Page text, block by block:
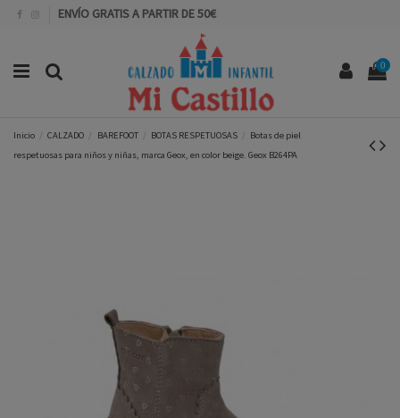
ENVÍO GRATIS A PARTIR DE 50€
0
Inicio CALZADO BAREFOOT BOTAS RESPETUOSAS
Botas de piel
respetuosas para niños y niñas, marca Geox, en color beige. Geox B264PA